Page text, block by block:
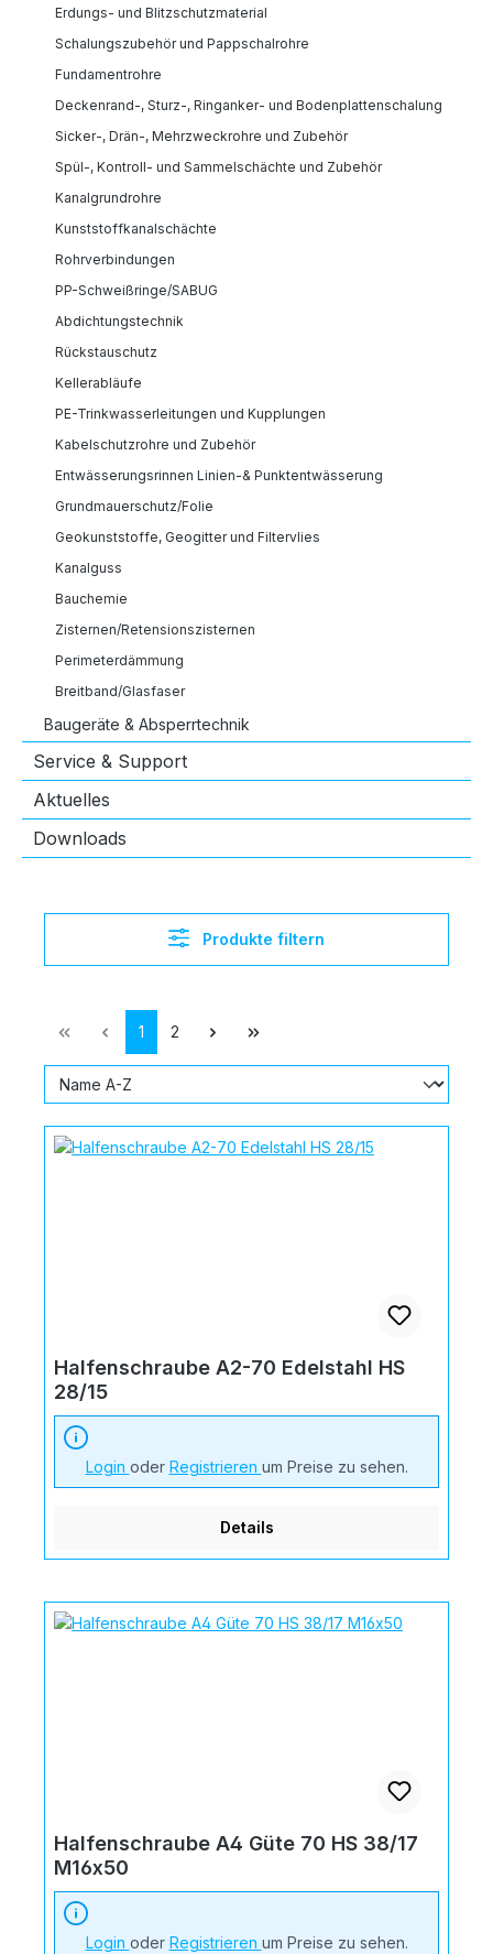
Erdungs- und Blitzschutzmaterial
Schalungszubehör und Pappschalrohre
Fundamentrohre
Deckenrand-, Sturz-, Ringanker- und Bodenplattenschalung
Sicker-, Drän-, Mehrzweckrohre und Zubehör
Spül-, Kontroll- und Sammelschächte und Zubehör
Kanalgrundrohre
Kunststoffkanalschächte
Rohrverbindungen
PP-Schweißringe/SABUG
Abdichtungstechnik
Rückstauschutz
Kellerabläufe
PE-Trinkwasserleitungen und Kupplungen
Kabelschutzrohre und Zubehör
Entwässerungsrinnen Linien-& Punktentwässerung
Grundmauerschutz/Folie
Geokunststoffe, Geogitter und Filtervlies
Kanalguss
Bauchemie
Zisternen/Retensionszisternen
Perimeterdämmung
Breitband/Glasfaser
Baugeräte & Absperrtechnik
Service & Support
Aktuelles
Downloads
Produkte filtern
Seite
1 Seite
2
Halfenschraube A2-70 Edelstahl HS
28/15
Login oder Registrieren um Preise zu sehen.
Details
Halfenschraube A4 Güte 70 HS 38/17
M16x50
Login oder Registrieren um Preise zu sehen.